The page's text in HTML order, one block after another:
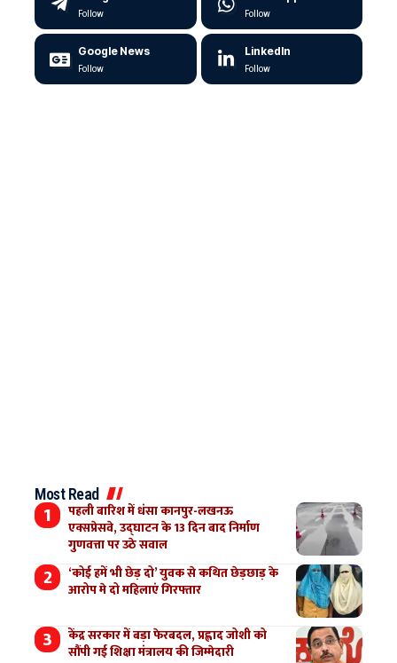
Follow Follow
Google News
Follow
LinkedIn
Follow
Most Read
पहली बारिश में धंसा कानपुर-लखनऊ
एक्सप्रेसवे, उद्घाटन के 13 दिन बाद निर्माण
गुणवत्ता पर उठे सवाल
‘कोई हमें भी छेड़ दो’ युवक से कथित छेड़छाड़ के
आरोप मे दो महिलाएं गिरफ्तार
केंद्र सरकार में बड़ा फेरबदल, प्रह्लाद जोशी को
सौंपी गई शिक्षा मंत्रालय की जिम्मेदारी